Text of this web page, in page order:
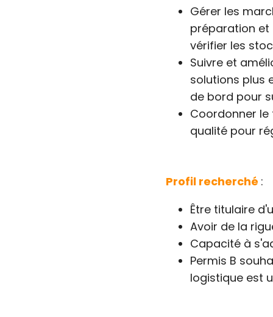
Gérer les
préparation et
vérifier les
Suivre et
solutions plus
de bord pour
Coordonner
qualité pour
Profil recherché :
Être titulaire
Avoir de la
Capacité à
Permis B
logistique est